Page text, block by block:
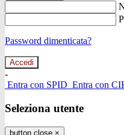
Password dimenticata?
-
Entra con SPID Entra con
Seleziona utente
button close ×